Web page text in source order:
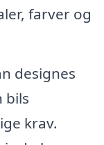
farver og
designes
bils
krav.